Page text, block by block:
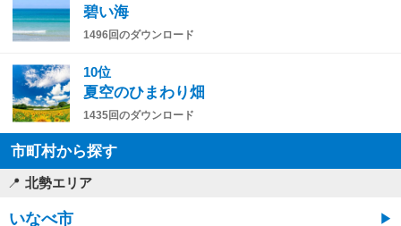
碧い海
1496回のダウンロード
10位
夏空のひまわり畑
1435回のダウンロード
市町村から探す
北勢エリア
いなべ市